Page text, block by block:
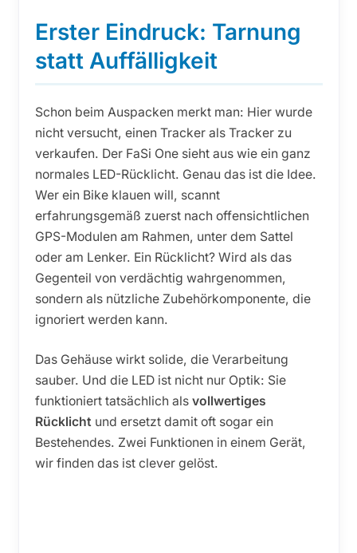
Erster Eindruck: Tarnung
statt Auffälligkeit
Schon beim Auspacken merkt man: Hier wurde
nicht versucht, einen Tracker als Tracker zu
verkaufen. Der FaSi One sieht aus wie ein ganz
normales LED-Rücklicht. Genau das ist die Idee.
Wer ein Bike klauen will, scannt
erfahrungsgemäß zuerst nach offensichtlichen
GPS-Modulen am Rahmen, unter dem Sattel
oder am Lenker. Ein Rücklicht? Wird als das
Gegenteil von verdächtig wahrgenommen,
sondern als nützliche Zubehörkomponente, die
ignoriert werden kann.
Das Gehäuse wirkt solide, die Verarbeitung
sauber. Und die LED ist nicht nur Optik: Sie
funktioniert tatsächlich als vollwertiges
Rücklichtund ersetzt damit oft sogar ein
Bestehendes. Zwei Funktionen in einem Gerät,
wir finden das ist clever gelöst.